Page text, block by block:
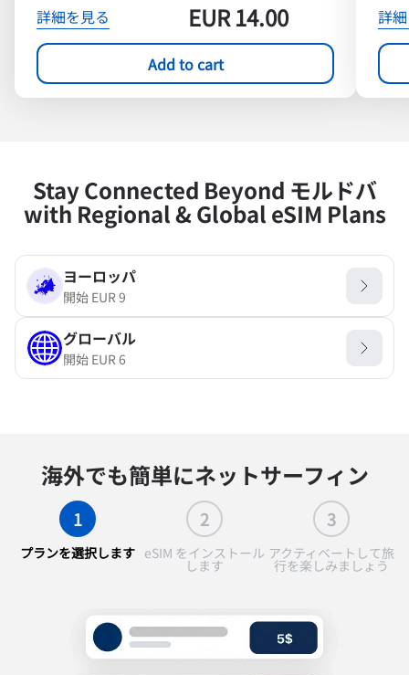
詳細を見る EUR14.00
Add to cart
詳
Stay Connected Beyond モルドバ
with Regional & Global eSIM Plans
ヨーロッパ
開始 EUR9
グローバル
開始 EUR6
海外でも簡単にネットサーフィン
1
プランを選択します
2
eSIM をインストール
します
3
アクティベートして旅
行を楽しみましょう